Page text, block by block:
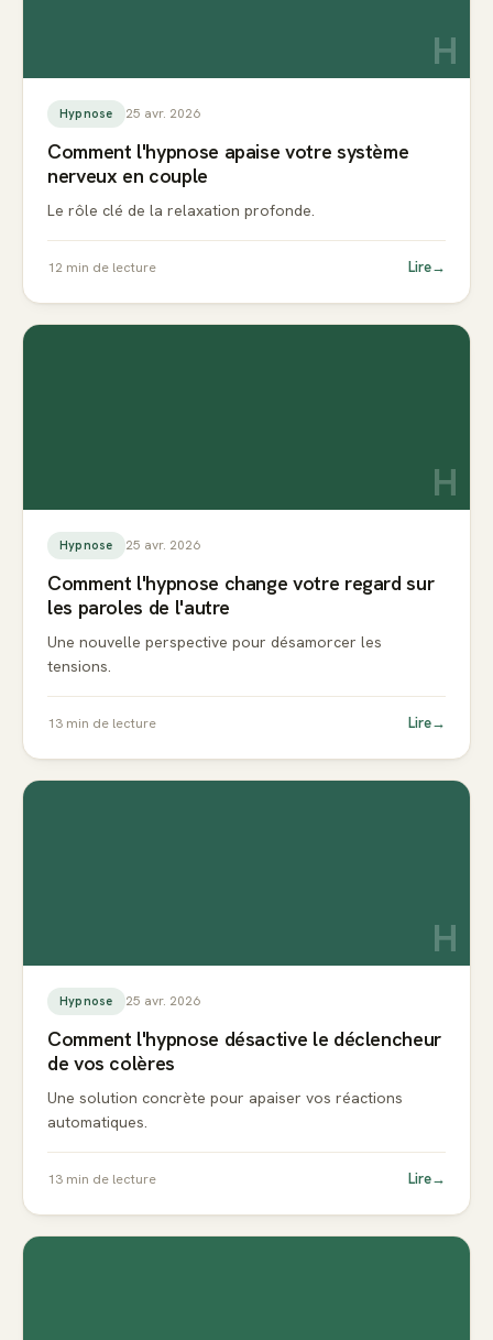
H
Hypnose 25 avr. 2026
Comment l'hypnose apaise votre système
nerveux en couple
Le rôle clé de la relaxation profonde.
12 min de lecture Lire→
H
Hypnose 25 avr. 2026
Comment l'hypnose change votre regard sur
les paroles de l'autre
Une nouvelle perspective pour désamorcer les
tensions.
13 min de lecture Lire→
H
Hypnose 25 avr. 2026
Comment l'hypnose désactive le déclencheur
de vos colères
Une solution concrète pour apaiser vos réactions
automatiques.
13 min de lecture Lire→